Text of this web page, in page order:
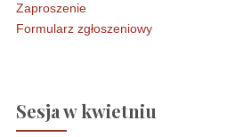
Zaproszenie
Formularz zgłoszeniowy
Sesja w kwietniu